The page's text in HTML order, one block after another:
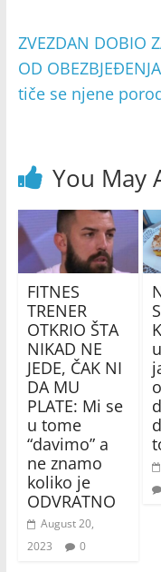
ZVEZDAN DOBIO
OD
tiče se njene
You May
FITNES
TRENER
OTKRIO ŠTA
NIKAD NE
JEDE, ČAK NI
DA MU
PLATE: Mi se
u tome
“davimo” a
ne znamo
koliko je
ODVRATNO
August 20,
2023
0